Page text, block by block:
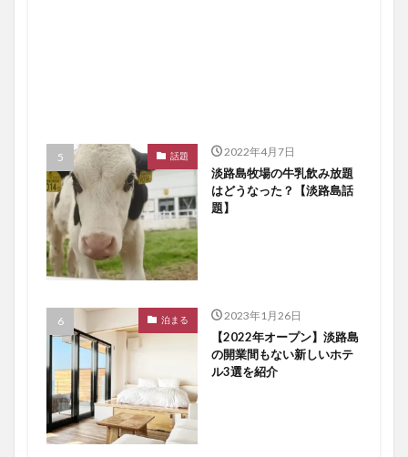
話題 2022年4月7日
淡路島牧場の牛乳飲み放題
はどうなった？【淡路島話
題】
泊まる 2023年1月26日
【2022年オープン】淡路島
の開業間もない新しいホテ
ル3選を紹介